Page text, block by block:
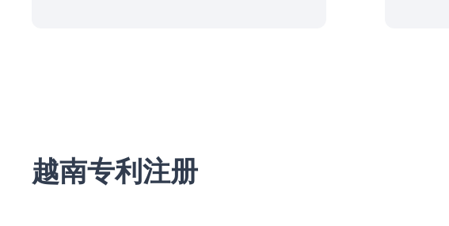
越南专利注册